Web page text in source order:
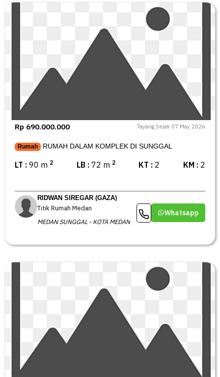
Rp 690.000.000 Tayang Sejak 07 May 2026
Rumah RUMAH DALAM KOMPLEK DI SUNGGAL
LT : 90 m 2 LB : 72 m 2 KT : 2 KM : 2
RIDWAN SIREGAR (GAZA)
Titik Rumah Medan
MEDAN SUNGGAL - KOTA MEDAN
Whatsapp